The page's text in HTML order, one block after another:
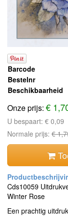
Barcode
Bestelnr
Beschikbaarheid
Onze prijs: €
U bespaart: € 0,09
Normale prijs: €
Cds10059
Winter Rose
Een prachtig